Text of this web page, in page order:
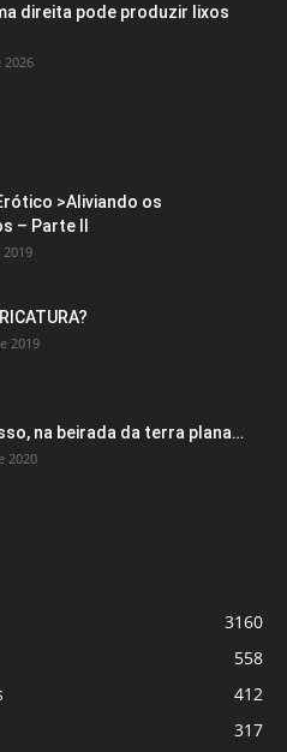
direita pode produzir lixos
2026
>Aliviando os
– Parte II
2019
na beirada da terra plana…
2020
3160
558
412
317